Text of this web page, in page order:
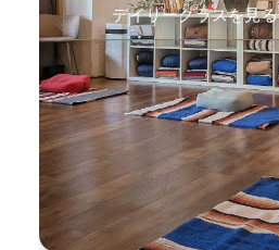
デイリークラスを見る